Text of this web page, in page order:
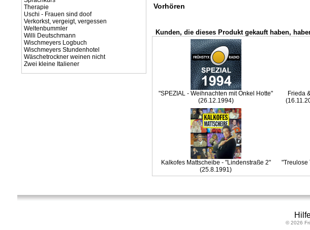
Therapie
Uschi - Frauen sind doof
Verkorkst, vergeigt, vergessen
Weltenbummler
Willi Deutschmann
Wischmeyers Logbuch
Wischmeyers Stundenhotel
Wäschetrockner weinen nicht
Zwei kleine Italiener
Vorhören
Kunden, die dieses Produkt gekauft haben,
"SPEZIAL - Weihnachten mit Onkel Hotte"
(26.12.1994)
Frieda
Kalkofes Mattscheibe - "Lindenstraße 2"
(25.8.1991)
"Treulose
© 2026